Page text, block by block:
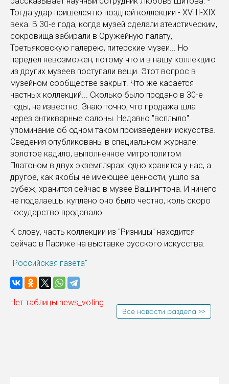
Тогда удар пришелся по поздней коллекции - XVIII-XIX
века. В 30-е года, когда музей сделали атеистическим,
сокровища забирали в Оружейную палату,
Третьяковскую галерею, питерские музеи... Но
передел невозможен, потому что и в нашу коллекцию
из других музеев поступали вещи. Этот вопрос в
музейном сообществе закрыт. Что же касается
частных коллекций... Сколько было продано в 30-е
годы, не известно. Знаю точно, что продажа шла
через антикварные салоны. Недавно "всплыло"
упоминание об одном таком произведении искусства.
Сведения опубликованы в специальном журнале:
золотое кадило, выполненное митрополитом
Платоном в двух экземплярах: одно хранится у нас, а
другое, как якобы не имеющее ценности, ушло за
рубеж, хранится сейчас в музее Вашингтона. И ничего
не поделаешь: куплено оно было честно, коль скоро
государство продавало.
К слову, часть коллекции из "Ризницы" находится
сейчас в Париже на выставке русского искусства.
"Российская газета"
Нет таблицы news_voting
Все новости раздела >>